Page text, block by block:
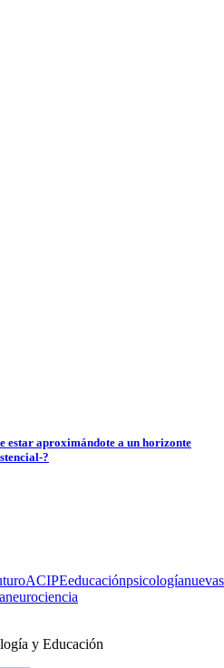
estar aproximándote a un horizonte
?
ACIPEeducaciónpsicologíanuevas
neurociencia
y Educación